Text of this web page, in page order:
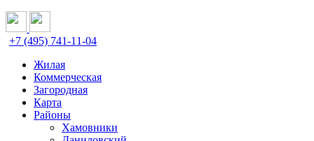
+7 (495) 741-11-04
Жилая
Коммерческая
Загородная
Карта
Районы
Хамовники